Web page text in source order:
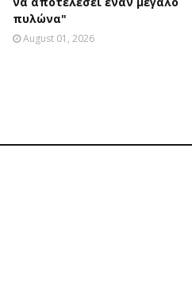
πυλώνα"
August 01, 2026